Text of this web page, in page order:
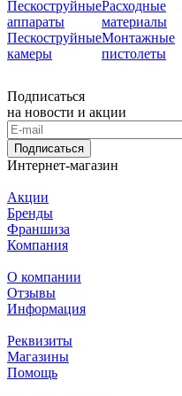
Пескоструйные
аппараты
Пескоструйные
камеры
Расходные
материалы
Монтажные
пистолеты
Подписаться
на новости и акции
Подписаться
Интернет-магазин
Акции
Бренды
Франшиза
Компания
О компании
Отзывы
Информация
Реквизиты
Магазины
Помощь